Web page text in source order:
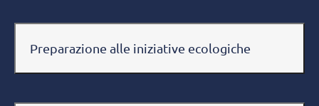
Preparazione alle iniziative ecologiche